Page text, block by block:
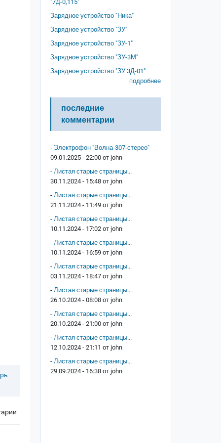
"7Д-0,115"
Зарядное устройство "Ника"
Зарядное устройство "ЗУ"
Зарядное устройство "ЗУ-1"
Зарядное устройство "ЗУ-3М"
Зарядное устройство "ЗУ 3Д-01"
подробнее
последние
комментарии
- Электрофон "Волна-307-стерео"
09.01.2025 - 22:00 от john
- Листая старые страницы...
30.11.2024 - 15:48 от john
- Листая старые страницы...
21.11.2024 - 11:49 от john
- Листая старые страницы...
10.11.2024 - 17:02 от john
- Листая старые страницы...
10.11.2024 - 16:59 от john
- Листая старые страницы...
03.11.2024 - 18:47 от john
- Листая старые страницы...
26.10.2024 - 08:08 от john
- Листая старые страницы...
20.10.2024 - 21:00 от john
- Листая старые страницы...
12.10.2024 - 21:11 от john
- Листая старые страницы...
29.09.2024 - 16:38 от john